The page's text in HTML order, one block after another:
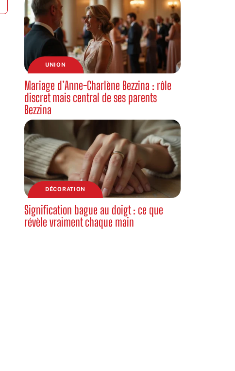
UNION
Mariage d’Anne-Charlène Bezzina : rôle
discret mais central de ses parents
Bezzina
DÉCORATION
Signification bague au doigt : ce que
révèle vraiment chaque main